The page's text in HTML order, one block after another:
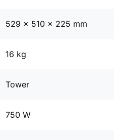
529 x 510 x 225 mm
16 kg
Tower
750 W